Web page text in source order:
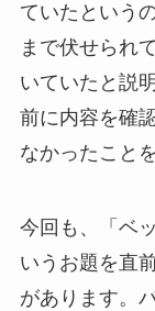
ていたという
まで伏せられ
いていたと説
前に内容を確
なかったこと
今回も、「ベ
いうお題を直
があります。